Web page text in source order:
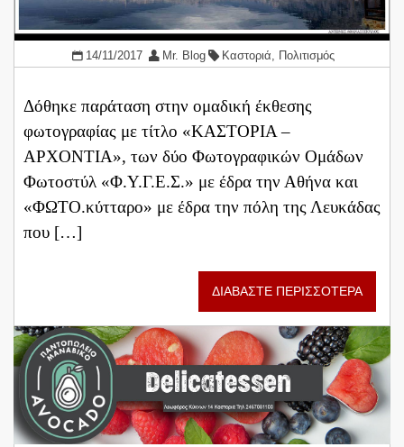
14/11/2017 Mr. Blog Καστοριά, Πολιτισμός
Δόθηκε παράταση στην ομαδική έκθεσης
φωτογραφίας με τίτλο «ΚΑΣΤΟΡΙΑ –
ΑΡΧΟΝΤΙΑ», των δύο Φωτογραφικών Ομάδων
Φωτοστύλ «Φ.Υ.Γ.Ε.Σ.» με έδρα την Αθήνα και
«ΦΩΤΟ.κύτταρο» με έδρα την πόλη της Λευκάδας
που […]
ΔΙΑΒΑΣΤΕ ΠΕΡΙΣΣΟΤΕΡΑ